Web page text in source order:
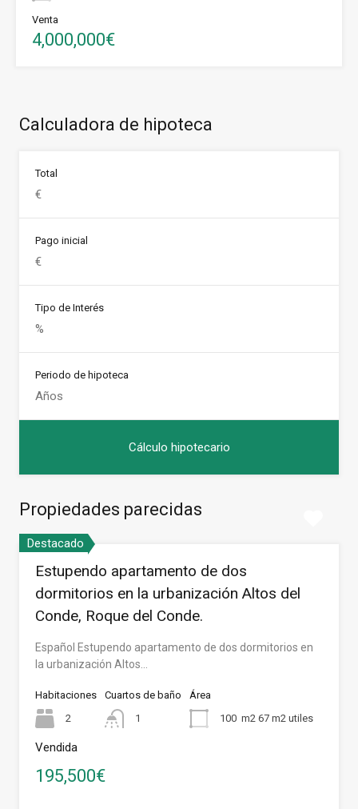
Venta
4,000,000€
Calculadora de hipoteca
Total
Pago inicial
Tipo de Interés
Periodo de hipoteca
Propiedades parecidas
Destacado
Estupendo apartamento de dos
dormitorios en la urbanización Altos del
Conde, Roque del Conde.
Español Estupendo apartamento de dos dormitorios en
la urbanización Altos…
Habitaciones
2
Cuartos de baño
1
Área
100 m2 67 m2 utiles
Vendida
195,500€